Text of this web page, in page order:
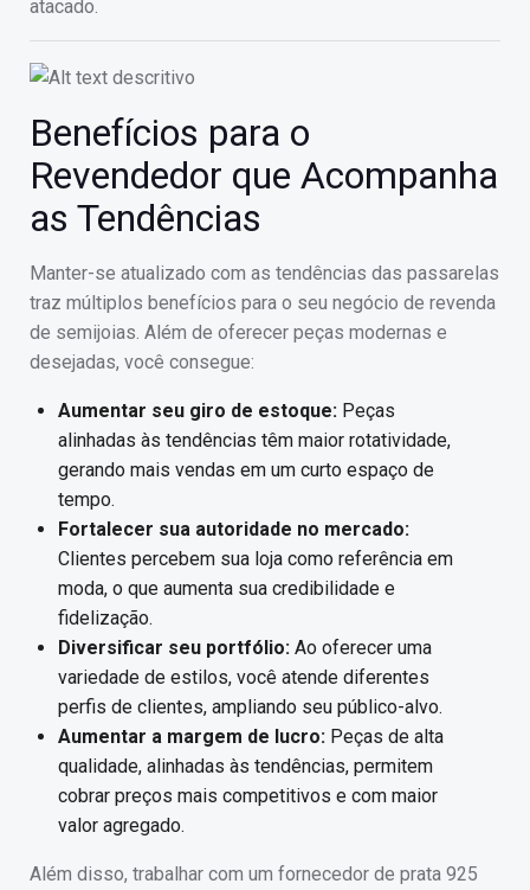
atacado.
Benefícios para o
Revendedor que Acompanha
as Tendências
Manter-se atualizado com as tendências das passarelas
traz múltiplos benefícios para o seu negócio de revenda
de semijoias. Além de oferecer peças modernas e
desejadas, você consegue:
Aumentar seu giro de estoque: Peças
alinhadas às tendências têm maior rotatividade,
gerando mais vendas em um curto espaço de
tempo.
Fortalecer sua autoridade no mercado:
Clientes percebem sua loja como referência em
moda, o que aumenta sua credibilidade e
fidelização.
Diversificar seu portfólio: Ao oferecer uma
variedade de estilos, você atende diferentes
perfis de clientes, ampliando seu público-alvo.
Aumentar a margem de lucro: Peças de alta
qualidade, alinhadas às tendências, permitem
cobrar preços mais competitivos e com maior
valor agregado.
Além disso, trabalhar com um fornecedor de prata 925